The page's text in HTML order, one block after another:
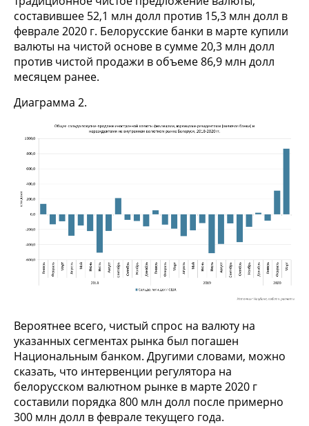
составившее 52,1 млн долл против 15,3 млн долл в
феврале 2020 г. Белорусские банки в марте купили
валюты на чистой основе в сумме 20,3 млн долл
против чистой продажи в объеме 86,9 млн долл
месяцем ранее.
Диаграмма 2.
Вероятнее всего, чистый спрос на валюту на
указанных сегментах рынка был погашен
Национальным банком. Другими словами, можно
сказать, что интервенции регулятора на
белорусском валютном рынке в марте 2020 г
составили порядка 800 млн долл после примерно
300 млн долл в феврале текущего года.